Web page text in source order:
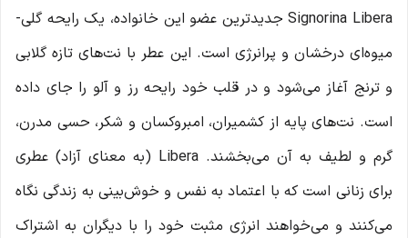
Signorina Libera جدیدترین عضو این خانواده، یک رایحه گلی-
میوه‌ای درخشان و پرانرژی است. این عطر با نت‌های تازه گلابی
و ترنج آغاز می‌شود و در قلب خود رایحه رز و آلو را جای داده
است. نت‌های پایه از کشمیران، امبروکسان و شکر، حسی مدرن،
گرم و لطیف به آن می‌بخشند. Libera (به معنای آزاد) عطری
برای زنانی است که با اعتماد به نفس و خوش‌بینی به زندگی نگاه
می‌کنند و می‌خواهند انرژی مثبت خود را با دیگران به اشتراک